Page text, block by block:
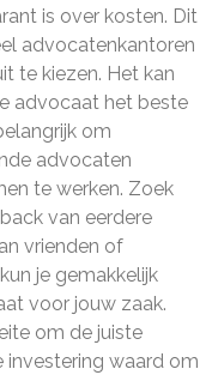
is over kosten. Dit
advocatenkantoren
te kiezen. Het kan
advocaat het beste
om
advocaten
te werken. Zoek
van eerdere
vrienden of
je gemakkelijk
voor jouw zaak.
om de juiste
investering waard om